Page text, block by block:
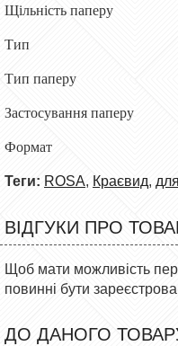
Щільність паперу
Тип Набір
Тип паперу
Застосування паперу
Формат
Теги: ROSA, Краєвид,
ВІДГУКИ ПРО
Щоб мати можливість
повинні бути
ДО ДАНОГО